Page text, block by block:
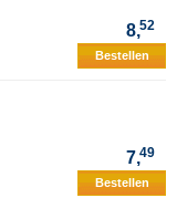
8,52
Bestellen
7,49
Bestellen